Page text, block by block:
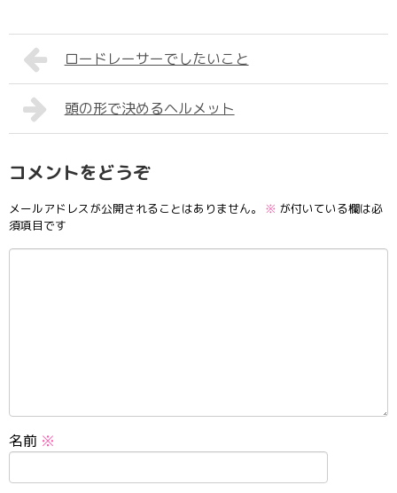
ロードレーサーでしたいこと
頭の形で決めるヘルメット
コメントをどうぞ
メールアドレスが公開されることはありません。 ※ が付いている欄は必
須項目です
名前 ※